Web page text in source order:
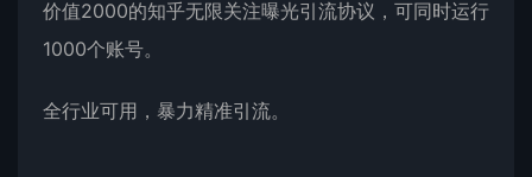
价值2000的知乎无限关注曝光引流协议，可同时运行
1000个账号。
全行业可用，暴力精准引流。